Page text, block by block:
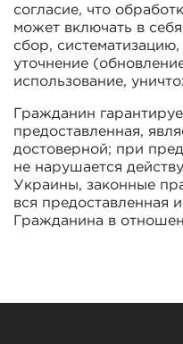
согласие, что
может включать в
сбор,
уточнение
использование,
Гражданин
предоставленная,
достоверной; при
не нарушается
Украины, законные
вся предоставленная
Гражданина в